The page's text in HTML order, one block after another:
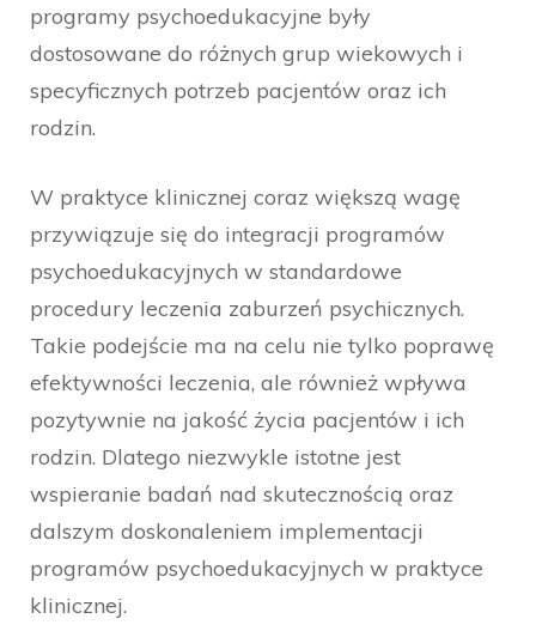
programy psychoedukacyjne były
dostosowane do różnych grup wiekowych i
specyficznych potrzeb pacjentów oraz ich
rodzin.
W praktyce klinicznej coraz większą wagę
przywiązuje się do integracji programów
psychoedukacyjnych w standardowe
procedury leczenia zaburzeń psychicznych.
Takie podejście ma na celu nie tylko poprawę
efektywności leczenia, ale również wpływa
pozytywnie na jakość życia pacjentów i ich
rodzin. Dlatego niezwykle istotne jest
wspieranie badań nad skutecznością oraz
dalszym doskonaleniem implementacji
programów psychoedukacyjnych w praktyce
klinicznej.